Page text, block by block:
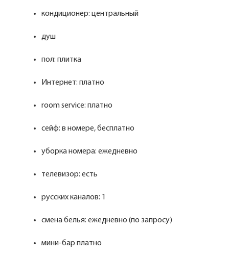
кондиционер: центральный
душ
пол: плитка
Интернет: платно
room service: платно
сейф: в номере, бесплатно
уборка номера: ежедневно
телевизор: есть
русских каналов: 1
смена белья: ежедневно (по запросу)
мини-бар платно